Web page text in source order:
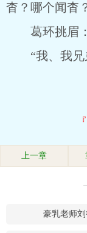
杳？哪个闻杳
葛环挑眉：
“我、我兄
上一章
豪乳老师